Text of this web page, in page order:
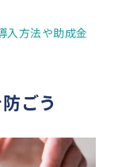
入方法や助成金
ごう